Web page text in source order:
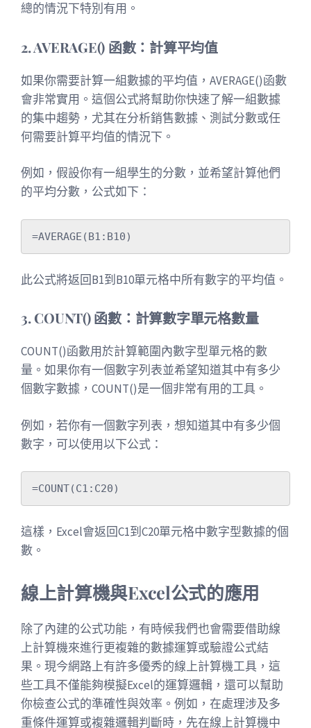
總的情況下特別有用。
2. AVERAGE() 函數：計算平均值
如果你需要計算一組數據的平均值，AVERAGE()函數
會非常實用。這個公式將幫助你快速了解一組數據
的集中趨勢，尤其在分析銷售數據、測試分數或任
何需要計算平均值的情況下。
例如，假設你有一組學生的分數，並希望計算他們
的平均分數，公式如下：
此公式將返回B1到B10單元格中所有數字的平均值。
3. COUNT() 函數：計算數字單元格數量
COUNT()函數用於計算範圍內數字型單元格的數
量。如果你有一個數字列表並希望知道其中有多少
個數字數據，COUNT()是一個非常有用的工具。
例如，若你有一個數字列表，想知道其中有多少個
數字，可以使用以下公式：
這樣，Excel會返回C1到C20單元格中數字型數據的個
數。
線上計算機與Excel公式的應用
除了內建的公式功能，有時候我們也會需要借助線
上計算機來進行更複雜的數據運算或驗證公式結
果。現今網路上有許多優秀的線上計算機工具，這
些工具不僅能夠模擬Excel的運算邏輯，還可以幫助
你檢查公式的準確性與效率。例如，在處理涉及多
重條件運算或複雜邏輯判斷時，先在線上計算機中